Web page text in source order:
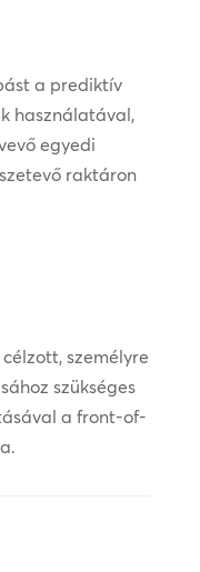
a prediktív
használatával,
egyedi
raktáron
személyre
szükséges
a front-of-